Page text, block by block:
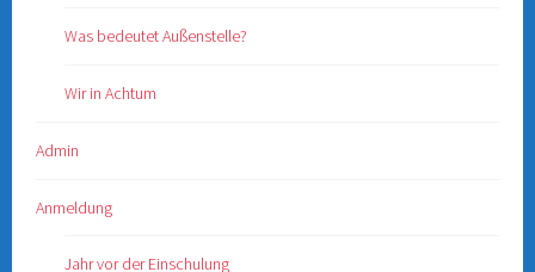
Was bedeutet Außenstelle?
Wir in Achtum
Admin
Anmeldung
Jahr vor der Einschulung